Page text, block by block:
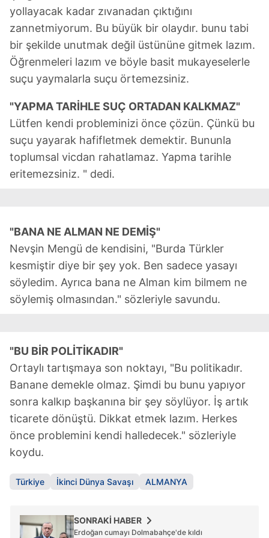
için Ayarlar butonuna tıklayabilir,
Çerez Bilgilendirme
Metnimiziziyaret edebilirsiniz.
6698 sayılı Kişisel Verilerin Korunması Kanunu uyarınca
hazırlanmış Aydınlatma Metnimizi okumak ve sitemizde
ilgili mevzuata uygun olarak kullanılan çerezlerle ilgili bilgi
yollayacak kadar zıvanadan çıktığını
zannetmiyorum. Bu büyük bir olaydır. bunu tabi
bir şekilde unutmak değil üstününe gitmek lazım.
Öğrenmeleri lazım ve böyle basit mukayeselerle
suçu yaymalarla suçu örtemezsiniz.
"YAPMA TARİHLE SUÇ ORTADAN KALKMAZ"
Lütfen kendi probleminizi önce çözün. Çünkü bu
suçu yayarak hafifletmek demektir. Bununla
toplumsal vicdan rahatlamaz. Yapma tarihle
eritemezsiniz. " dedi.
"BANA NE ALMAN NE DEMİŞ"
Nevşin Mengü de kendisini, "Burda Türkler
kesmiştir diye bir şey yok. Ben sadece yasayı
söyledim. Ayrıca bana ne Alman kim bilmem ne
söylemiş olmasından." sözleriyle savundu.
"BU BİR POLİTİKADIR"
Ortaylı tartışmaya son noktayı, "Bu politikadır.
Banane demekle olmaz. Şimdi bu bunu yapıyor
sonra kalkıp başkanına bir şey söylüyor. İş artık
ticarete dönüştü. Dikkat etmek lazım. Herkes
önce problemini kendi halledecek." sözleriyle
koydu.
Türkiye İkinci Dünya Savaşı ALMANYA
SONRAKİ HABER
Erdoğan cumayı Dolmabahçe'de kıldı